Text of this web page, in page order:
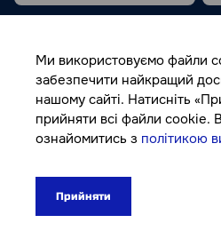
178₴
© Autocolor, 2026
Ми використовуємо файли
забезпечити найкращий
нашому сайті. Натисніть
прийняти всі файли cookie.
ознайомитись з політикою
Прийняти